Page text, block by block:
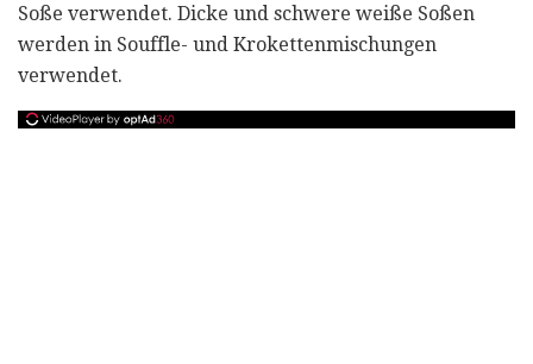
Soße verwendet. Dicke und schwere weiße Soßen
werden in Souffle- und Krokettenmischungen
verwendet.